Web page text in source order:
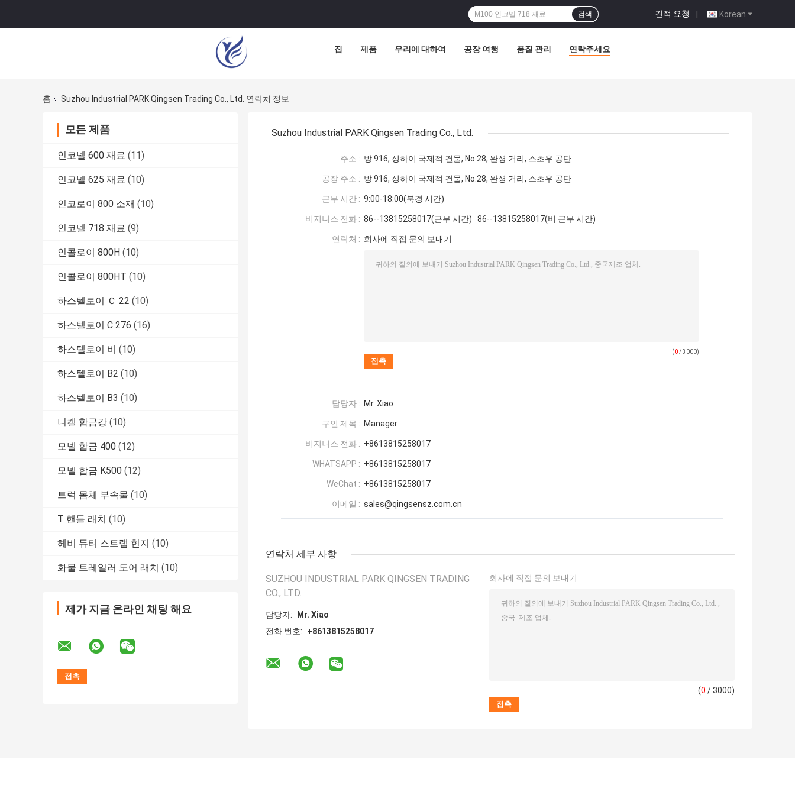
Korean
견적 요청 |
검색
집 제품 우리에 대하여 공장 여행 품질 관리 연락주세요
홈 Suzhou Industrial PARK Qingsen Trading Co., Ltd. 연락처 정보
모든 제품
인코넬 600 재료 (11)
인코넬 625 재료 (10)
인코로이 800 소재 (10)
인코넬 718 재료 (9)
인콜로이 800H (10)
인콜로이 800HT (10)
하스텔로이 Ｃ 22 (10)
하스텔로이 C 276 (16)
하스텔로이 비 (10)
하스텔로이 B2 (10)
하스텔로이 B3 (10)
니켈 합금강 (10)
모넬 합금 400 (12)
모넬 합금 K500 (12)
트럭 몸체 부속물 (10)
T 핸들 래치 (10)
헤비 듀티 스트랩 힌지 (10)
화물 트레일러 도어 래치 (10)
제가 지금 온라인 채팅 해요
Suzhou Industrial PARK Qingsen Trading Co., Ltd.
주소 : 방 916, 싱하이 국제적 건물, No.28, 완셩 거리, 스초우 공단
공장 주소 : 방 916, 싱하이 국제적 건물, No.28, 완셩 거리, 스초우 공단
근무 시간 : 9:00-18:00(북경 시간)
비지니스 전화 : 86--13815258017(근무 시간) 86--13815258017(비 근무 시간)
연락처 : 회사에 직접 문의 보내기
(0/ 3000)
담당자 : Mr. Xiao
구인 제목 : Manager
비지니스 전화 : +8613815258017
WHATSAPP : +8613815258017
WeChat : +8613815258017
이메일 : sales@qingsensz.com.cn
연락처 세부 사항
SUZHOU INDUSTRIAL PARK QINGSEN TRADING
CO., LTD.
담당자:
Mr. Xiao
전화 번호:
+8613815258017
회사에 직접 문의 보내기
(0 / 3000)